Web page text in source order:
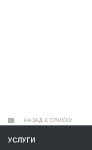
НАЗАД К СПИСКУ
УСЛУГИ